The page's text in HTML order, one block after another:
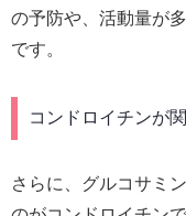
の予防や、活動量が
です。
コンドロイチンが
さらに、グルコサミ